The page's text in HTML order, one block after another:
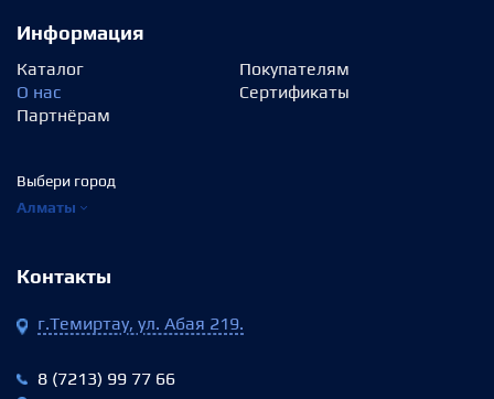
Информация
Каталог
О нас
Партнёрам
Покупателям
Сертификаты
Выбери город
Алматы
Контакты
г.Темиртау, ул. Абая 219.
8 (7213) 99 77 66